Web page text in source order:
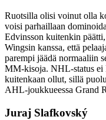
Ruotsilla olisi voinut olla
voisi parhaillaan
Edvinsson kuitenkin
Wingsin kanssa, että
parempi jäädä normaaliin
MM-kisoja. NHL-status ei
kuitenkaan ollut, sillä
AHL-joukkueessa Grand
Juraj Slafkovský